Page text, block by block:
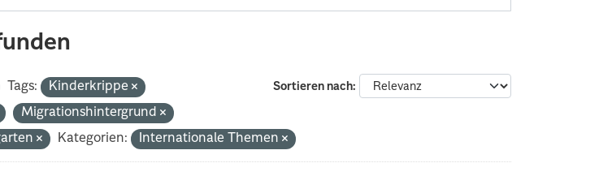
Sortieren nach
Tags:
Kinderkrippe
Migrationshintergrund
Kategorien: Internationale Themen